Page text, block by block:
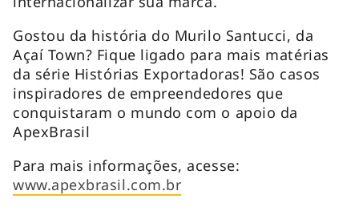
Gostou da história do Murilo Santucci, da
Açaí Town? Fique ligado para mais matérias
da série Histórias Exportadoras! São casos
inspiradores de empreendedores que
conquistaram o mundo com o apoio da
ApexBrasil
Para mais informações, acesse:
www.apexbrasil.com.br